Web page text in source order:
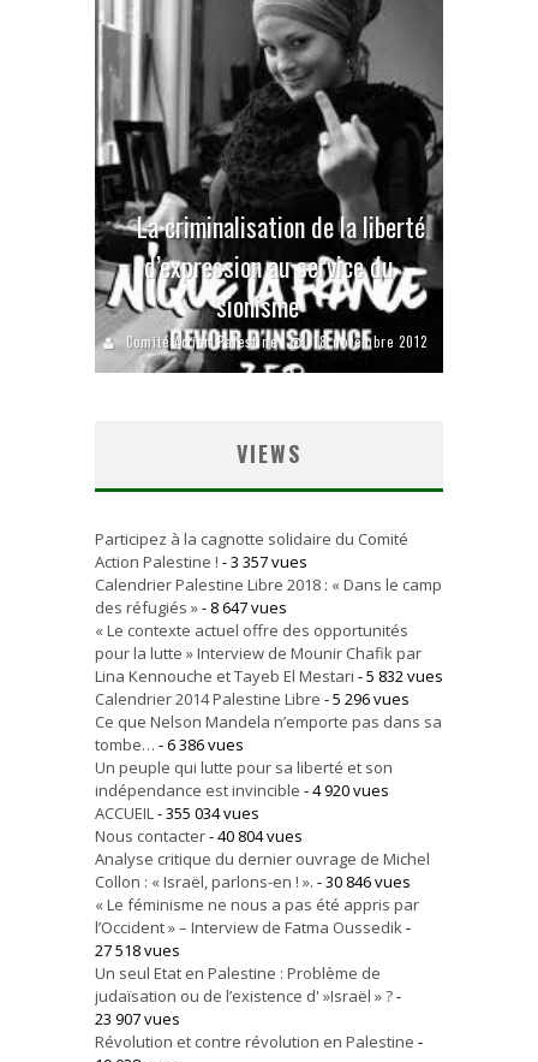
La criminalisation de la liberté
d’expression au service du
sionisme
Comité Action Palestine 18 novembre 2012
VIEWS
Participez à la cagnotte solidaire du Comité
Action Palestine ! - 3 357 vues
Calendrier Palestine Libre 2018 : « Dans le camp
des réfugiés »- 8 647 vues
« Le contexte actuel offre des opportunités
pour la lutte » Interview de Mounir Chafik par
Lina Kennouche et Tayeb El Mestari - 5 832 vues
Calendrier 2014 Palestine Libre - 5 296 vues
Ce que Nelson Mandela n’emporte pas dans sa
tombe… - 6 386 vues
Un peuple qui lutte pour sa liberté et son
indépendance est invincible - 4 920 vues
ACCUEIL- 355 034 vues
Nous contacter- 40 804 vues
Analyse critique du dernier ouvrage de Michel
Collon : « Israël, parlons-en ! ». - 30 846 vues
« Le féminisme ne nous a pas été appris par
l’Occident » – Interview de Fatma Oussedik-
27 518 vues
Un seul Etat en Palestine : Problème de
judaïsation ou de l’existence d' »Israël » ?-
23 907 vues
Révolution et contre révolution en Palestine -